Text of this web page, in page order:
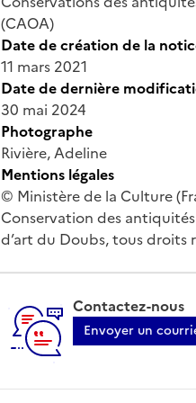
(CAOA)
Date de création de la
11 mars 2021
Date de dernière
30 mai 2024
Photographe
Rivière, Adeline
Mentions légales
© Ministère de la Culture
Conservation des
d’art du Doubs, tous droits
Contactez-nous
Envoyer un